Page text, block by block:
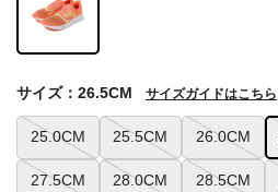
25.0CM 25.5CM 26.0CM
27.5CM 28.0CM 28.5CM
サイズ：26.5CM サイズガイドはこちら